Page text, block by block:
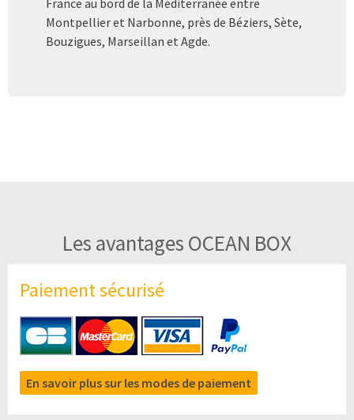
France au bord de la Méditerranée entre
Montpellier et Narbonne, près de Béziers, Sète,
Bouzigues, Marseillan et Agde.
Les avantages OCEAN BOX
Paiement sécurisé
En savoir plus sur les modes de paiement